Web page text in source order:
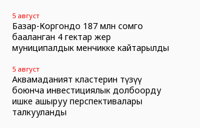
5 август
Базар-Коргондо 187 млн сомго
бааланган 4 гектар жер
муниципалдык менчикке кайтарылды
5 август
Аквамаданият кластерин түзүү
боюнча инвестициялык долбоорду
ишке ашыруу перспективалары
талкууланды